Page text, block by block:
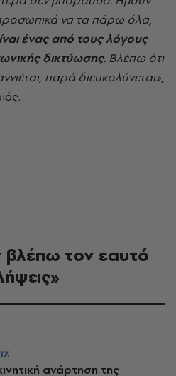
να τα πάρω όλα,
ένας από τους λόγους
δικτύωσης. Βλέπω ότι
παρά διευκολύνεται»,
τον εαυτό
ανάρτηση της